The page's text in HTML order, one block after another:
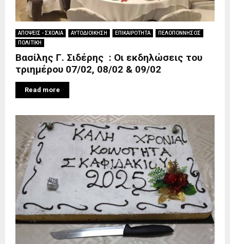
ΑΠΟΨΕΙΣ - ΣΧΟΛΙΑ ΑΥΤΟΔΙΟΙΚΗΣΗ ΕΠΙΚΑΙΡΟΤΗΤΑ
ΠΕΛΟΠΟΝΝΗΣΟΣ
ΠΟΛΙΤΙΚΗ
Βασίλης Γ. Σιδέρης : Οι εκδηλώσεις του
τριημέρου 07/02, 08/02 & 09/02
Read more